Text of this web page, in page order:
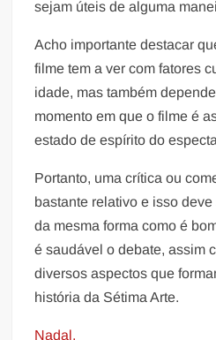
sejam úteis de alguma
Acho importante destacar
filme tem a ver com fatores
idade, mas também
momento em que o filme é
estado de espírito do
Portanto, uma crítica ou
bastante relativo e isso
da mesma forma como é
é saudável o debate, assim
diversos aspectos que
história da Sétima Arte.
Nadal.